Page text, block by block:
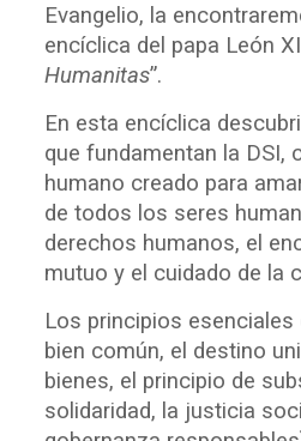
Evangelio, la
encíclica del papa León
Humanitas”.
En esta encíclica
que fundamentan la DSI,
humano creado para
de todos los seres
derechos humanos, el
mutuo y el cuidado de la
Los principios esenciales
bien común, el destino
bienes, el principio de
solidaridad, la justicia